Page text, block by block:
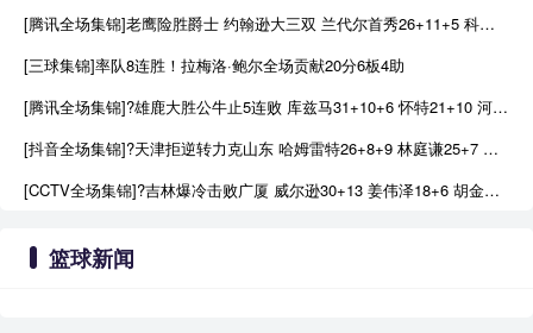
[腾讯全场集锦]老鹰险胜爵士 约翰逊大三双 兰代尔首秀26+11+5 科利尔25+11
[三球集锦]率队8连胜！拉梅洛·鲍尔全场贡献20分6板4助
[腾讯全场集锦]?雄鹿大胜公牛止5连败 库兹马31+10+6 怀特21+10 河村5+5+7+1
[抖音全场集锦]?天津拒逆转力克山东 哈姆雷特26+8+9 林庭谦25+7 鲍威尔22分
[CCTV全场集锦]?吉林爆冷击败广厦 威尔逊30+13 姜伟泽18+6 胡金秋18分
篮球新闻